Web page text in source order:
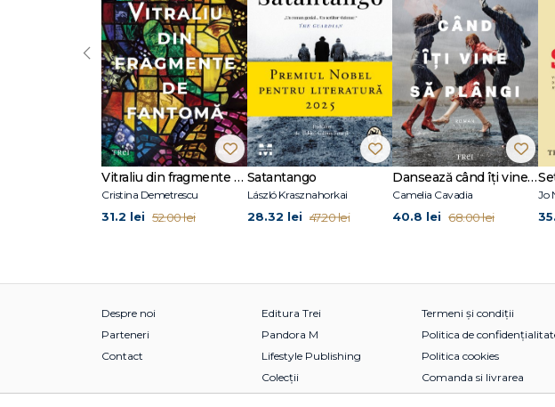
Vitraliu din fragmente de fantomă
Cristina Demetrescu
31.2 lei 52.00 lei
Satantango
László Krasznahorkai
28.32 lei 47.20 lei
Dansează când îți vine să plângi
Camelia Cavadia
40.8 lei 68.00 lei
Jo
‹
Despre noi
Parteneri
Contact
Editura Trei
Pandora M
Lifestyle Publishing
Colecții
Termeni și condiții
Politica de
Politica cookies
Comanda si livrarea